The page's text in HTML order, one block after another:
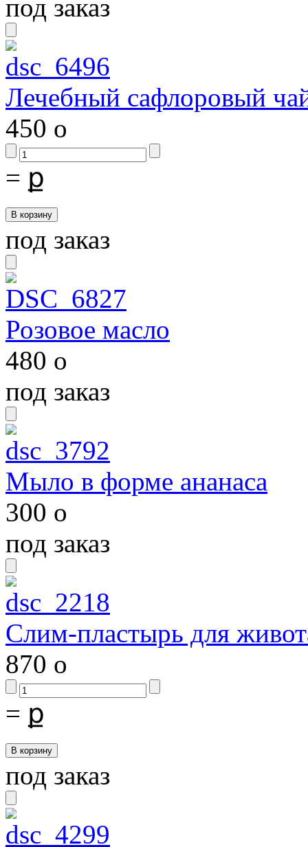
под заказ
Лечебный сафлоровый
450 o
= ք
под заказ
Розовое масло
480 o
под заказ
Мыло в форме ананаса
300 o
под заказ
Слим-пластырь для
870 o
= ք
под заказ